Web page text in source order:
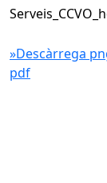
»Descàrrega
pdf